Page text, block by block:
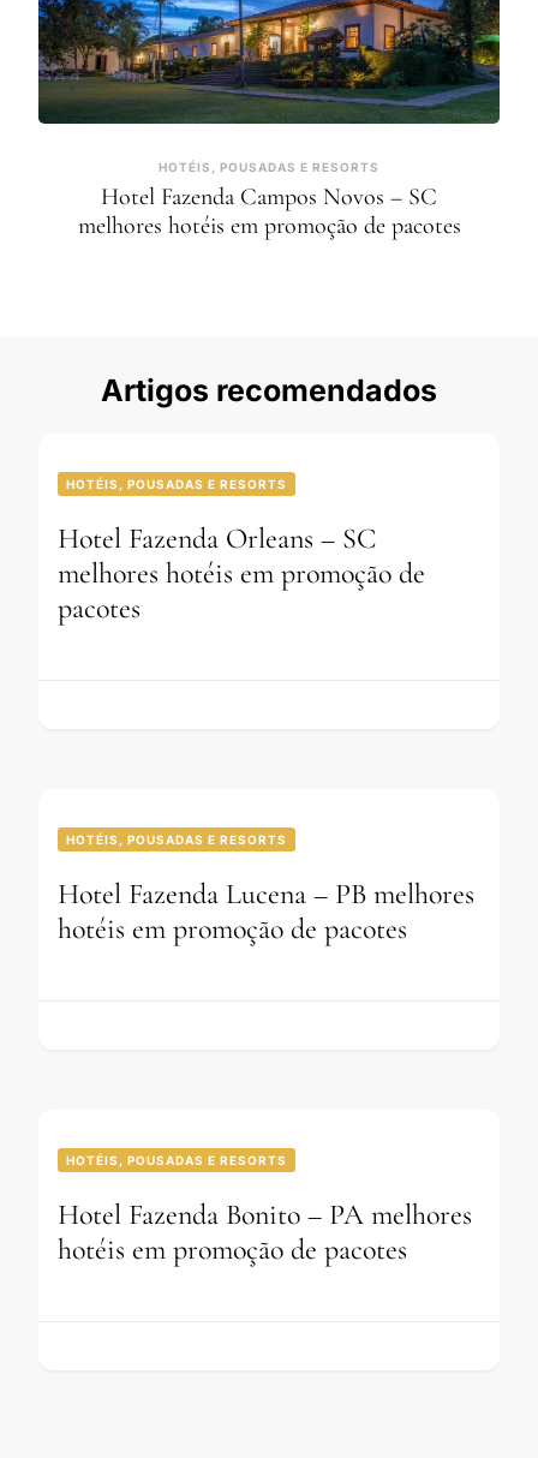
HOTÉIS, POUSADAS E RESORTS
Hotel Fazenda Campos Novos – SC
melhores hotéis em promoção de pacotes
Artigos recomendados
HOTÉIS, POUSADAS E RESORTS
Hotel Fazenda Orleans – SC
melhores hotéis em promoção de
pacotes
HOTÉIS, POUSADAS E RESORTS
Hotel Fazenda Lucena – PB melhores
hotéis em promoção de pacotes
HOTÉIS, POUSADAS E RESORTS
Hotel Fazenda Bonito – PA melhores
hotéis em promoção de pacotes